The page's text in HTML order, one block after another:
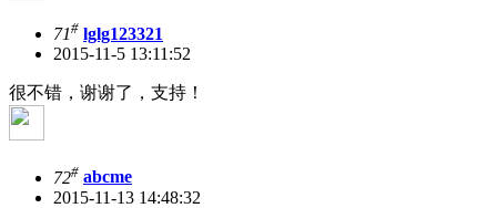
71# lglg123321
2015-11-5 13:11:52
很不错，谢谢了，支持！
72# abcme
2015-11-13 14:48:32